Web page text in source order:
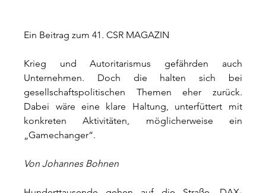
Ein Beitrag zum 41. CSR MAGAZIN
Krieg und Autoritarismus gefährden auch
Unternehmen. Doch die halten sich bei
gesellschaftspolitischen Themen eher zurück.
Dabei wäre eine klare Haltung, unterfüttert mit
konkreten Aktivitäten, möglicherweise ein
„Gamechanger“.
Von Johannes Bohnen